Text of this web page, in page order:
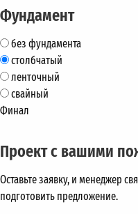
Фундамент
без фундамента
столбчатый
ленточный
свайный
Финал
Проект с вашими
Оставьте заявку, и менеджер
подготовить предложение.